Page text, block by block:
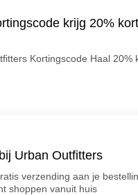
krijg 20%
Kortingscode Haal 20%
Urban Outfitters
verzending aan je
shoppen vanuit huis